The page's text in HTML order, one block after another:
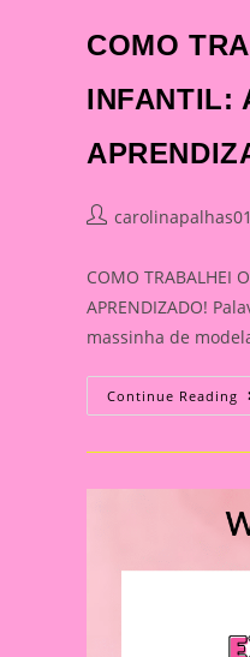
COMO
INFANTIL:
Postcarolinapalhas01
COMO TRABALHEI
APRENDIZADO!
massinha de
Continue Reading